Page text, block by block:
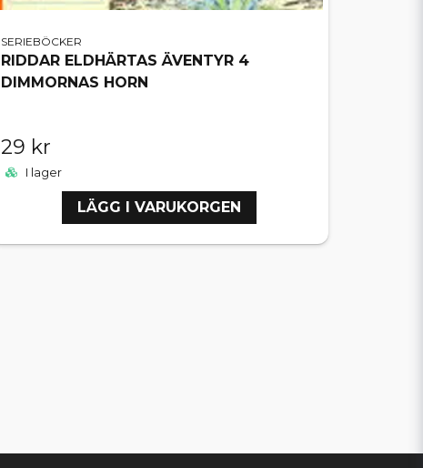
SERIEBÖCKER
RIDDAR ELDHÄRTAS ÄVENTYR 4
DIMMORNAS HORN
29 kr
I lager
LÄGG I VARUKORGEN